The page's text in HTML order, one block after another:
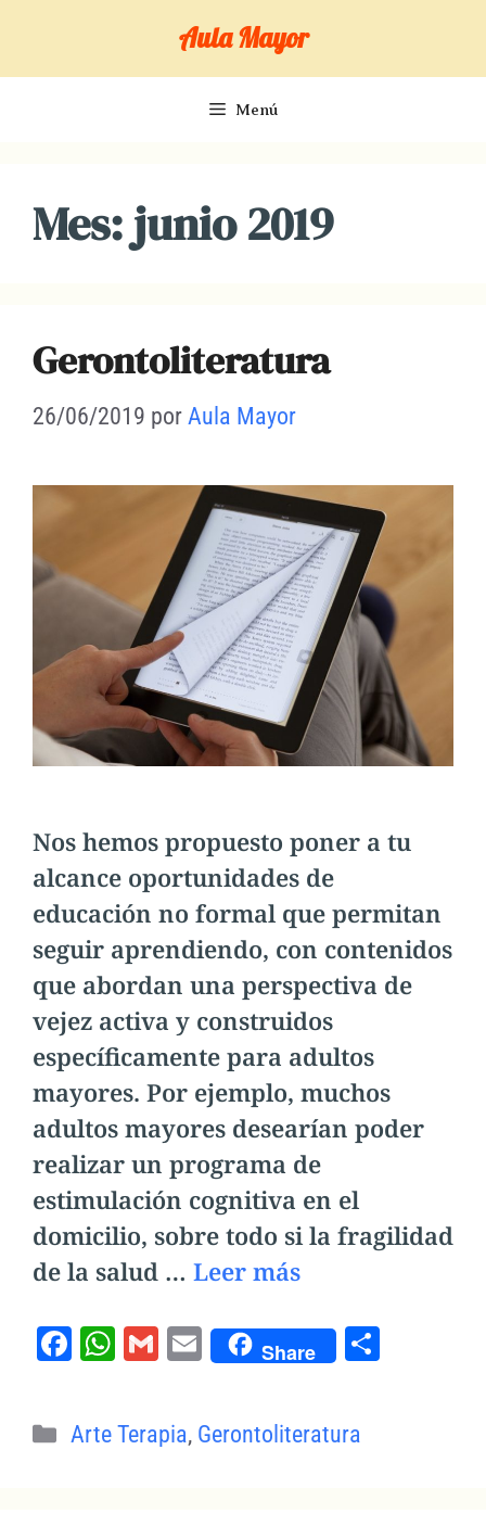
Aula Mayor
Menú
Mes:junio 2019
Gerontoliteratura
26/06/2019 por Aula Mayor
Nos hemos propuesto poner a tu
alcance oportunidades de
educación no formal que permitan
seguir aprendiendo, con contenidos
que abordan una perspectiva de
vejez activa y construidos
específicamente para adultos
mayores. Por ejemplo, muchos
adultos mayores desearían poder
realizar un programa de
estimulación cognitiva en el
domicilio, sobre todo si la fragilidad
de la salud … Leer más
F
c
e
W
at
s
G
ai
l
E
m
ai
l
Share
Categorías
Arte Terapia, Gerontoliteratura